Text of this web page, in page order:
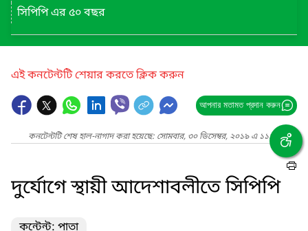
সিপিপি এর ৫০ বছর
এই কনটেন্টটি শেয়ার করতে ক্লিক করুন
আপনার মতামত প্রদান করুন
কনটেন্টটি শেষ হাল-নাগাদ করা হয়েছে: সোমবার, ৩০ ডিসেম্বর, ২০১৯ এ ১১:৩৭ AM
দুর্যোগে স্থায়ী আদেশাবলীতে সিপিপি
কন্টেন্ট: পাতা